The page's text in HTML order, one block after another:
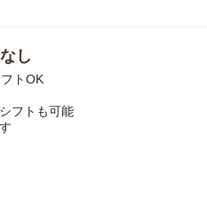
し
トOK
フトも可能